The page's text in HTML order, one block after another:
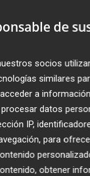
al nuevo
que abren la
mono' a una
de
socios
similares
a
datos
IP,
para
obtener